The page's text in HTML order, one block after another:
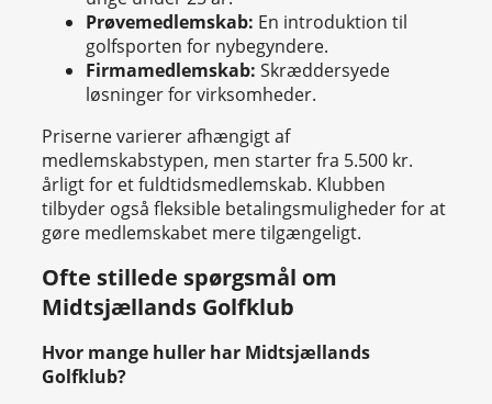
Prøvemedlemskab: En introduktion til
golfsporten for nybegyndere.
Firmamedlemskab: Skræddersyede
løsninger for virksomheder.
Priserne varierer afhængigt af
medlemskabstypen, men starter fra 5.500 kr.
årligt for et fuldtidsmedlemskab. Klubben
tilbyder også fleksible betalingsmuligheder for at
gøre medlemskabet mere tilgængeligt.
Ofte stillede spørgsmål om
Midtsjællands Golfklub
Hvor mange huller har Midtsjællands
Golfklub?